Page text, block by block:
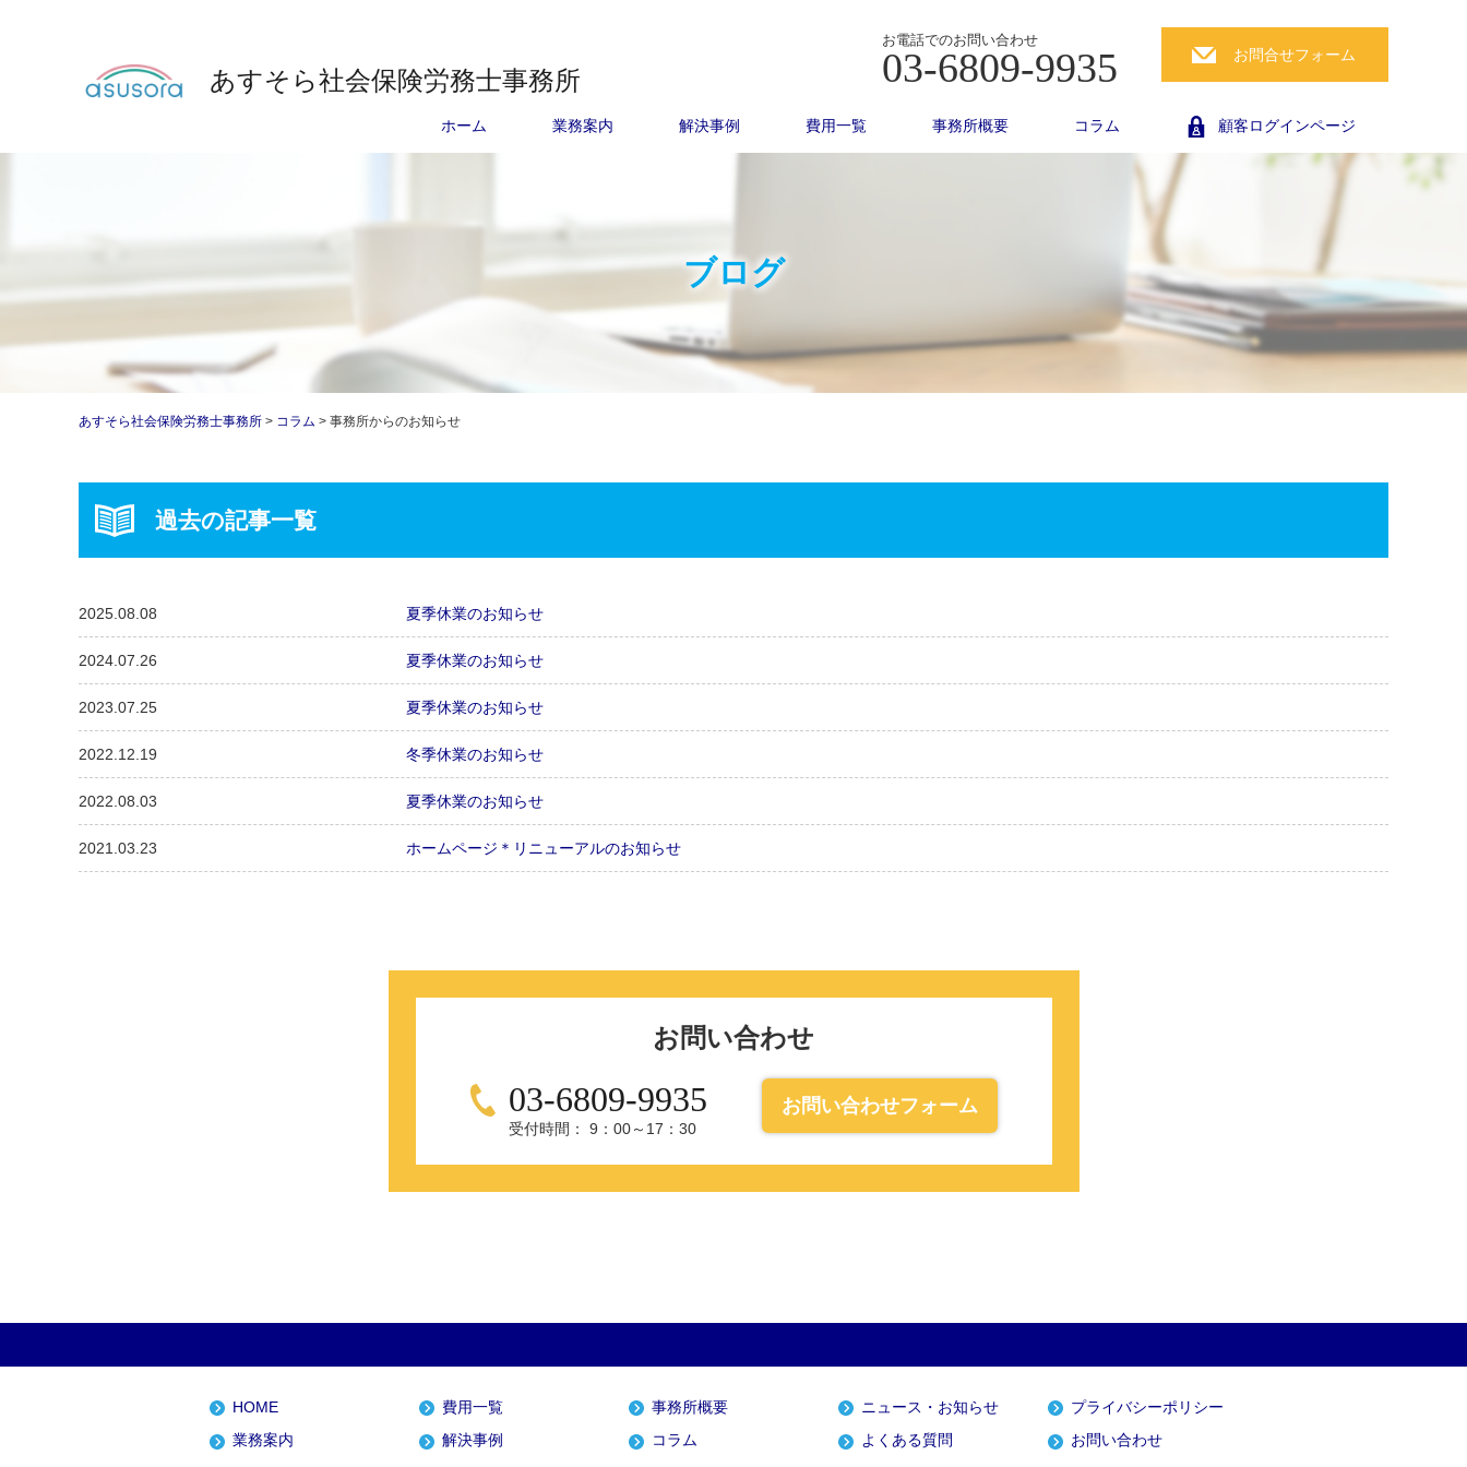
あすそら社会保険労務士事務所
お電話でのお問い合わせ
03-6809-9935 お問合せフォーム
ホーム 業務案内 解決事例 費用一覧 事務所概要 コラム 顧客ログインページ
ブログ
あすそら社会保険労務士事務所 > コラム > 事務所からのお知らせ
過去の記事一覧
2025.08.08 夏季休業のお知らせ
2024.07.26 夏季休業のお知らせ
2023.07.25 夏季休業のお知らせ
2022.12.19 冬季休業のお知らせ
2022.08.03 夏季休業のお知らせ
2021.03.23 ホームページ＊リニューアルのお知らせ
お問い合わせ
03-6809-9935
受付時間： 9：00～17：30
お問い合わせフォーム
HOME 費用一覧 事務所概要 ニュース・お知らせ
プライバシーポリシー
業務案内
解決事例 コラム よくある質問 お問い合わせ